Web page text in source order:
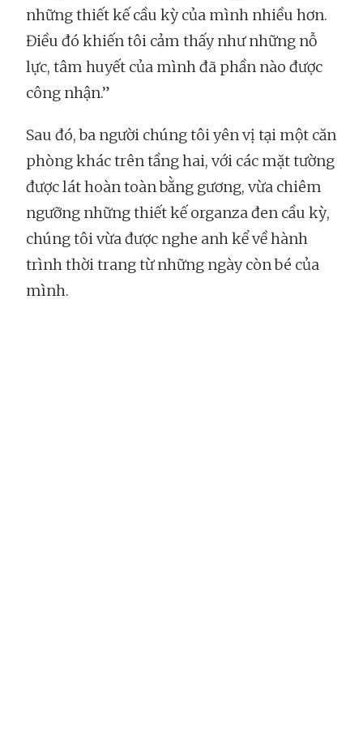
những thiết kế cầu kỳ của mình nhiều hơn.
Điều đó khiến tôi cảm thấy như những nỗ
lực, tâm huyết của mình đã phần nào được
công nhận.”
Sau đó, ba người chúng tôi yên vị tại một căn
phòng khác trên tầng hai, với các mặt tường
được lát hoàn toàn bằng gương, vừa chiêm
ngưỡng những thiết kế organza đen cầu kỳ,
chúng tôi vừa được nghe anh kể về hành
trình thời trang từ những ngày còn bé của
mình.